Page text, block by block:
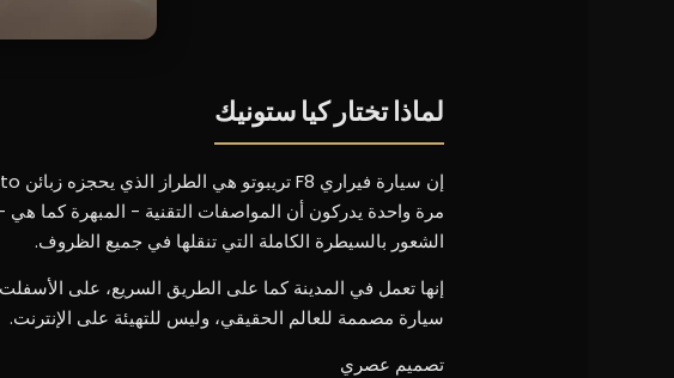
لماذا تختار كيا ستونيك
مرة واحدة يدركون أن المواصفات التقنية - المبهرة كما
الشعور بالسيطرة الكاملة التي تنقلها في جميع الظروف.
إنها تعمل في المدينة كما على الطريق السريع، على
سيارة مصممة للعالم الحقيقي، وليس للتهيئة على الإنترنت.
تصميم عصري